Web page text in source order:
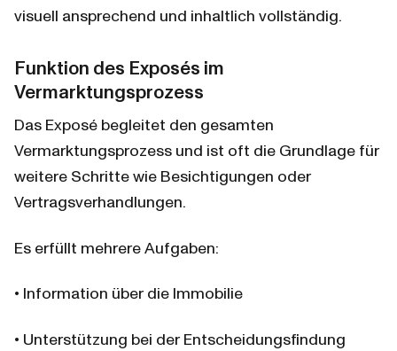
visuell ansprechend und inhaltlich vollständig.
Funktion des Exposés im
Vermarktungsprozess
Das Exposé begleitet den gesamten
Vermarktungsprozess und ist oft die Grundlage für
weitere Schritte wie Besichtigungen oder
Vertragsverhandlungen.
Es erfüllt mehrere Aufgaben:
• Information über die Immobilie
• Unterstützung bei der Entscheidungsfindung